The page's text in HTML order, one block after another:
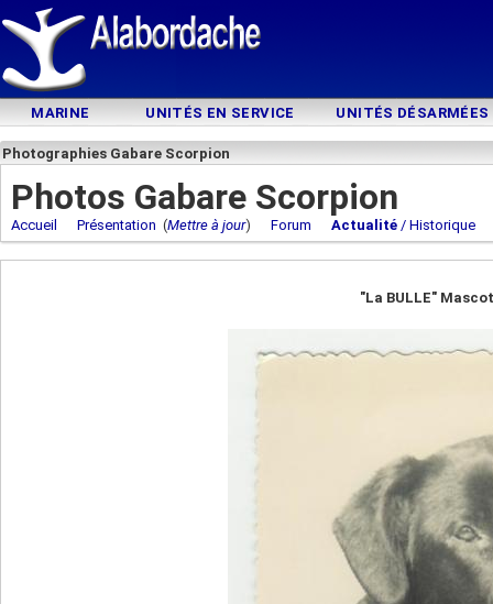
MARINE UNITÉS EN SERVICE UNITÉS DÉSARMÉES
Photographies Gabare Scorpion
Photos Gabare Scorpion
Accueil Présentation (Mettre à jour) Forum Actualité / Historique
"La BULLE"